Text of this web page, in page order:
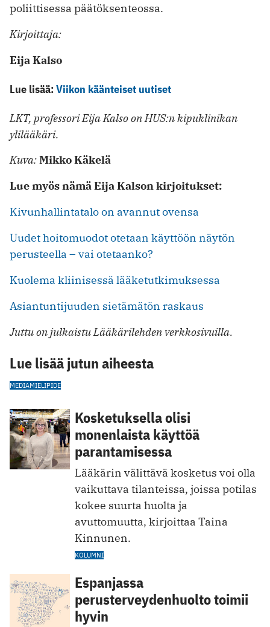
poliittisessa päätöksenteossa.
Kirjoittaja:
Eija Kalso
Lue lisää:Viikon käänteiset uutiset
LKT, professori Eija Kalso on HUS:n kipuklinikan
ylilääkäri.
Kuva:Mikko Käkelä
Lue myös nämä Eija Kalson kirjoitukset:
Kivunhallintatalo on avannut ovensa
Uudet hoitomuodot otetaan käyttöön näytön
perusteella – vai otetaanko?
Kuolema kliinisessä lääketutkimuksessa
Asiantuntijuuden sietämätön raskaus
Juttu on julkaistu Lääkärilehden verkkosivuilla.
Lue lisää jutun aiheesta
MEDIAMIELIPIDE
Kosketuksella olisi
monenlaista käyttöä
parantamisessa
Lääkärin välittävä kosketus voi olla
vaikuttava tilanteissa, joissa potilas
kokee suurta huolta ja
avuttomuutta, kirjoittaa Taina
Kinnunen.
KOLUMNI
Espanjassa
perusterveydenhuolto toimii
hyvin